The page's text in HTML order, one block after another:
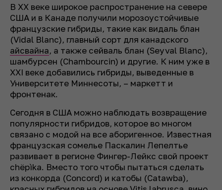
В XX веке широкое распространение на севере
США и в Канаде получили морозоустойчивые
французские гибриды, такие как видаль блан
(Vidal Blanc), главный сорт для канадского
айсвайна, а также сейваль блан (Seyval Blanc),
шамбурсен (Chambourcin) и другие. К ним уже в
XXI веке добавились гибриды, выведенные в
Университете Миннесоты, – маркетт и
фронтенак.
Сегодня в США можно наблюдать возвращение
популярности гибридов, которое во многом
связано с модой на все аборигенное. Известная
французская сомелье Паскалин Лепелтье
развивает в регионе Фингер-Лейкс свой проект
chëpìka. Вместо того чтобы пытаться сделать
из конкорда (Concord) и катобы (Catawba),